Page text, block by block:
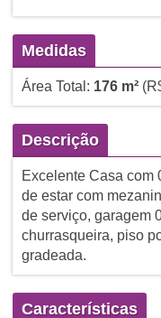
Medidas
Área Total: 176 m²
Descrição
Excelente Casa com
de estar com
de serviço, garagem
churrasqueira, piso
gradeada.
Características